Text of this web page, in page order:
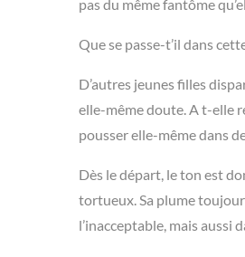
pas du même fantôme
Que se passe-t’il dans
D’autres jeunes filles
elle-même doute. A t-elle
pousser elle-même dans
Dès le départ, le ton est
tortueux. Sa plume
l’inacceptable, mais aussi